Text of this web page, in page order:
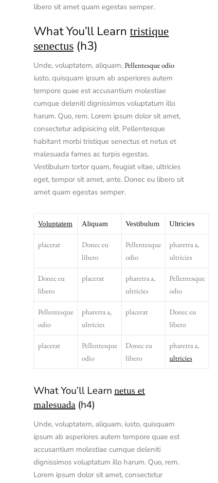
libero sit amet quam egestas semper.
What You’ll Learn tristique
senectus (h3)
Unde, voluptatem, aliquam, Pellentesque odio
iusto, quisquam ipsum ab asperiores autem
tempore quae est accusantium molestiae
cumque deleniti dignissimos voluptatum illo
harum. Quo, rem. Lorem ipsum dolor sit amet,
consectetur adipisicing elit. Pellentesque
habitant morbi tristique senectus et netus et
malesuada fames ac turpis egestas.
Vestibulum tortor quam, feugiat vitae, ultricies
eget, tempor sit amet, ante. Donec eu libero sit
amet quam egestas semper.
Voluptatem Aliquam Vestibulum Ultricies
placerat
Donec eu
libero
Pellentesque
odio
pharetra a,
ultricies
Donec eu
libero
placerat
pharetra a,
ultricies
Pellentesque
odio
Pellentesque
odio
pharetra a,
ultricies
placerat
Donec eu
libero
placerat
Pellentesque
odio
Donec eu
libero
pharetra a,
ultricies
What You’ll Learn netus et
malesuada (h4)
Unde, voluptatem, aliquam, iusto, quisquam
ipsum ab asperiores autem tempore quae est
accusantium molestiae cumque deleniti
dignissimos voluptatum illo harum. Quo, rem.
Lorem ipsum dolor sit amet, consectetur